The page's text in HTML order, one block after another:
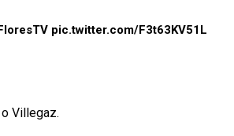
pic.twitter.com/F3t63KV51L
Villegaz.